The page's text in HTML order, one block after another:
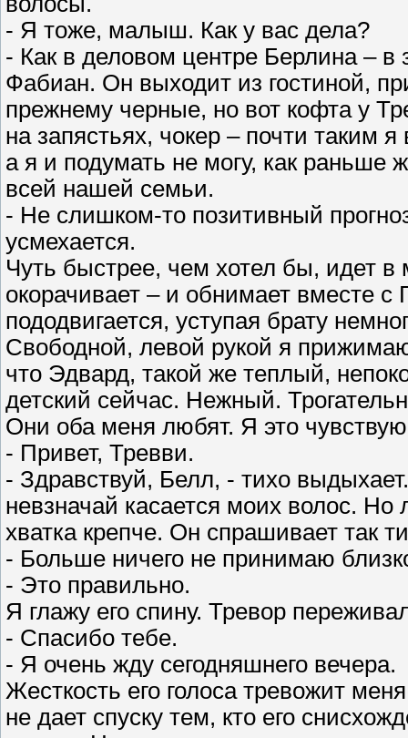
- Я тоже, малыш. Как у вас дела?
- Как в деловом центре Берлина –
Фабиан. Он выходит из гостиной,
прежнему черные, но вот кофта у
на запястьях, чокер – почти таким
а я и подумать не могу, как раньше
всей нашей семьи.
- Не слишком-то позитивный
усмехается.
Чуть быстрее, чем хотел бы, идет в
окорачивает – и обнимает вместе
пододвигается, уступая брату
Свободной, левой рукой я
что Эдвард, такой же теплый,
детский сейчас. Нежный.
Они оба меня любят. Я это
- Привет, Тревви.
- Здравствуй, Белл, - тихо
невзначай касается моих волос.
хватка крепче. Он спрашивает так
- Больше ничего не принимаю
- Это правильно.
Я глажу его спину. Тревор
- Спасибо тебе.
- Я очень жду сегодняшнего вечера.
Жесткость его голоса тревожит
не дает спуску тем, кто его